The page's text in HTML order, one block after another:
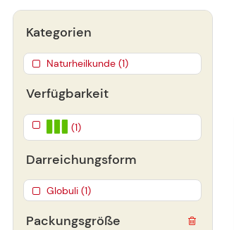
Verfügbarkeit
(1)
Darreichungsform
Globuli (1)
Packungsgröße
Kategorien
Naturheilkunde (1)